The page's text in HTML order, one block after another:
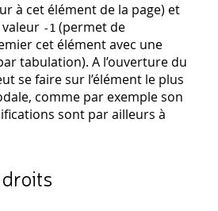
à cet élément de la page) et
-1 (permet de
cet élément avec une
tabulation). A l’ouverture du
se faire sur l’élément le plus
comme par exemple son
sont par ailleurs à